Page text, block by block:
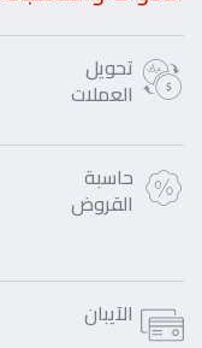
تحويل
العملات
حاسبة
القروض
الآيبان